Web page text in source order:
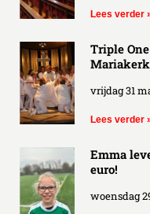
Lees verder
Triple
Mariakerk
vrijdag 31
Lees verder
Emma
euro!
woensdag